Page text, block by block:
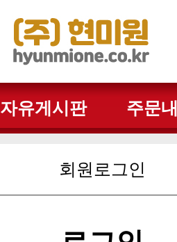
자유게시판 주문
회원로그인